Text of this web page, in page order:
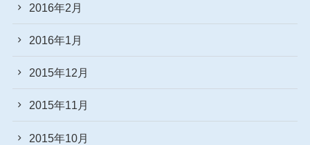
2016年2月
2016年1月
2015年12月
2015年11月
2015年10月